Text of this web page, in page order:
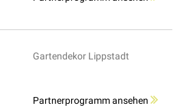
Gartendekor Lippstadt
Partnerprogramm ansehen